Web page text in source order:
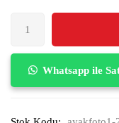
Whatsapp ile